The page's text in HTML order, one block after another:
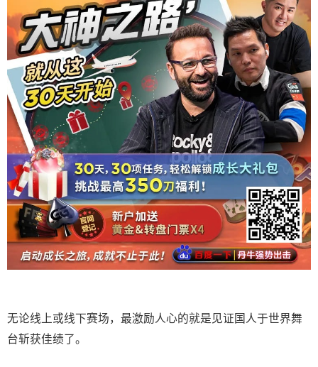
无论线上或线下赛场，最激励人心的就是见证国人于世界舞
台斩获佳绩了。